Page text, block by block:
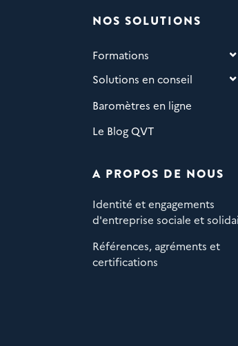
NOS SOLUTIONS
Formations
Solutions en conseil
Baromètres en ligne
Le Blog QVT
A PROPOS DE NOUS
Identité et engagements
d'entreprise sociale et
Références, agréments et
certifications